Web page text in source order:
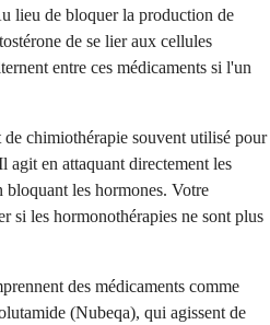
lieu de bloquer la production de
de se lier aux cellules
entre ces médicaments si l'un
chimiothérapie souvent utilisé pour
agit en attaquant directement les
bloquant les hormones. Votre
si les hormonothérapies ne sont plus
des médicaments comme
(Nubeqa), qui agissent de